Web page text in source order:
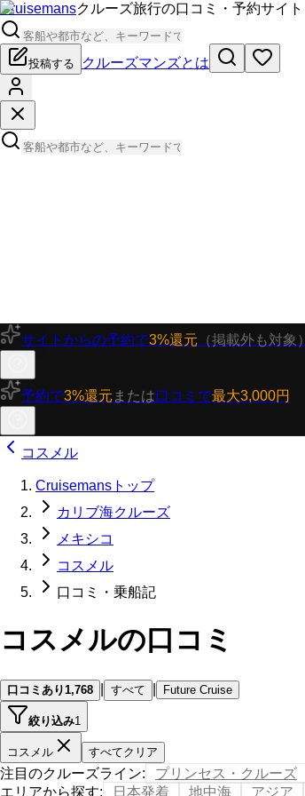
Cruisemansクルーズ旅行の口コミ・予約サイト
投稿する クルーズマンズとは
サイトからの予約で3%還元 （掲載外も対象）
予約で3%還元 または口コミで最大3,000円
コスメル
Cruisemansトップ
カリブ海クルーズ
メキシコ
コスメル
口コミ・乗船記
コスメルの口コミ
口コミあり1,768 すべて Future Cruise
絞り込み1
コスメル すべてクリア
注目のクルーズライン: プリンセス・クルーズ
エリアから探す: 日本発着 地中海 アジア